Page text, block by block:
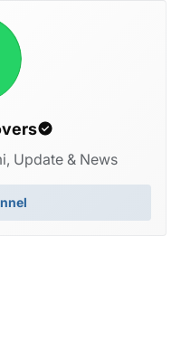
Update & News